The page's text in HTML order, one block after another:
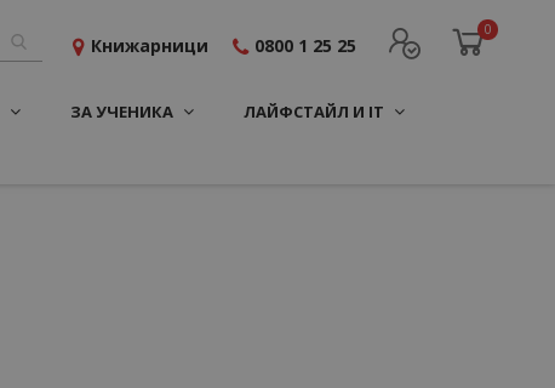
0
Книжарници 0800 1 25 25
ЗА УЧЕНИКА ЛАЙФСТАЙЛ И IT